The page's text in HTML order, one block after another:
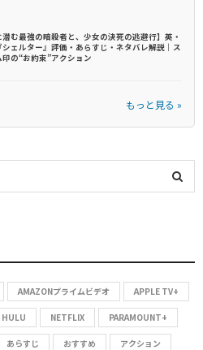
潜む最強の暗殺者と、少女の決死の逃避行】英・
シェルター』評価・あらすじ・ネタバレ解説｜ス
の“お約束”アクション
もっと見る »
R
AMAZONプライムビデオ APPLE TV+
HULU NETFLIX PARAMOUNT+
あらすじ おすすめ アクション